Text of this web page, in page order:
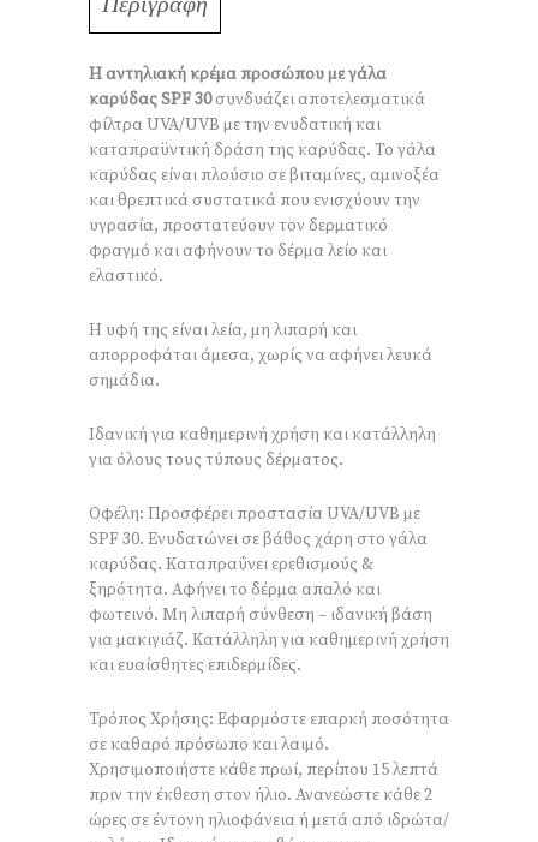
Η αντηλιακή κρέμα προσώπου με γάλα
καρύδας SPF 30συνδυάζει αποτελεσματικά
φίλτρα UVA/UVB με την ενυδατική και
καταπραϋντική δράση της καρύδας. Το γάλα
καρύδας είναι πλούσιο σε βιταμίνες, αμινοξέα
και θρεπτικά συστατικά που ενισχύουν την
υγρασία, προστατεύουν τον δερματικό
φραγμό και αφήνουν το δέρμα λείο και
ελαστικό.
Η υφή της είναι λεία, μη λιπαρή και
απορροφάται άμεσα, χωρίς να αφήνει λευκά
σημάδια.
Ιδανική για καθημερινή χρήση και κατάλληλη
για όλους τους τύπους δέρματος.
Οφέλη: Προσφέρει προστασία UVA/UVB με
SPF 30. Ενυδατώνει σε βάθος χάρη στο γάλα
καρύδας. Καταπραΰνει ερεθισμούς &
ξηρότητα. Αφήνει το δέρμα απαλό και
φωτεινό. Μη λιπαρή σύνθεση – ιδανική βάση
για μακιγιάζ. Κατάλληλη για καθημερινή χρήση
και ευαίσθητες επιδερμίδες.
Τρόπος Χρήσης: Εφαρμόστε επαρκή ποσότητα
σε καθαρό πρόσωπο και λαιμό.
Χρησιμοποιήστε κάθε πρωί, περίπου 15 λεπτά
πριν την έκθεση στον ήλιο. Ανανεώστε κάθε 2
ώρες σε έντονη ηλιοφάνεια ή μετά από ιδρώτα/